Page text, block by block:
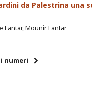
da Palestrina una
Fantar, Mounir Fantar
numeri